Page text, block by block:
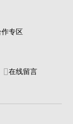
作专区
在线留言